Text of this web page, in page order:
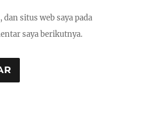
situs web saya pada
saya berikutnya.